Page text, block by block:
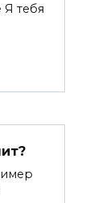
тебя